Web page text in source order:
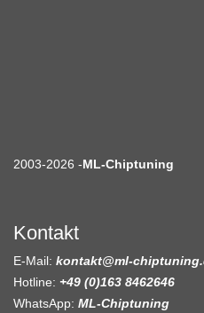
2003-2026 -ML-Chiptuning
Kontakt
E-Mail: kontakt@ml-
Hotline: +49 (0)163 8462646
WhatsApp: ML-Chiptuning